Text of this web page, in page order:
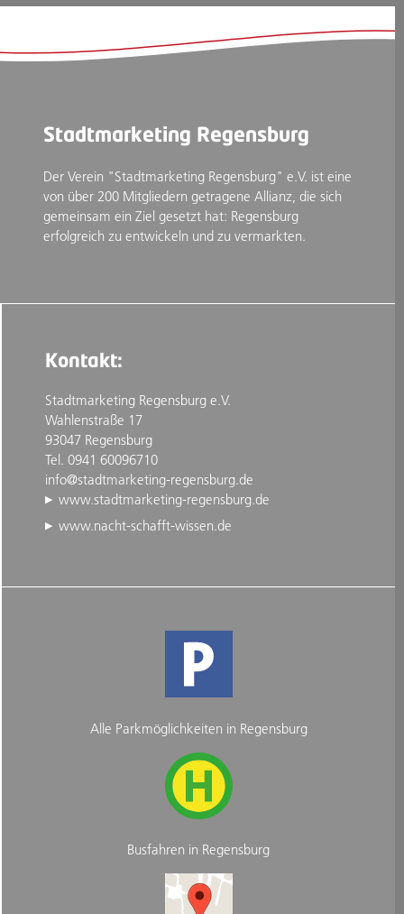
Stadtmarketing Regensburg
Der Verein "Stadtmarketing Regensburg" e.V. ist eine
von über 200 Mitgliedern getragene Allianz, die sich
gemeinsam ein Ziel gesetzt hat: Regensburg
erfolgreich zu entwickeln und zu vermarkten.
Kontakt:
Stadtmarketing Regensburg e.V.
Wahlenstraße 17
93047 Regensburg
Tel. 0941 60096710
info@stadtmarketing-regensburg.de
www.stadtmarketing-regensburg.de
www.nacht-schafft-wissen.de
Alle Parkmöglichkeiten in Regensburg
Busfahren in Regensburg